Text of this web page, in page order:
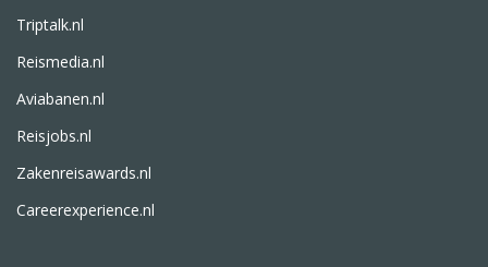
Triptalk.nl
Reismedia.nl
Aviabanen.nl
Reisjobs.nl
Zakenreisawards.nl
Careerexperience.nl